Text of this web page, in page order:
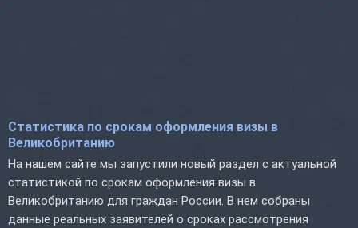
Статистика по срокам оформления визы в
Великобританию
На нашем сайте мы запустили новый раздел с актуальной
статистикой по срокам оформления визы в
Великобританию для граждан России. В нем собраны
данные реальных заявителей о сроках рассмотрения